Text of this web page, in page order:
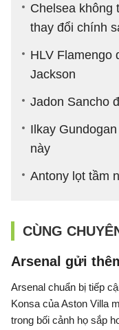
Chelsea không
thay đổi chính
HLV Flamengo
Jackson
Jadon Sancho
Ilkay
này
Antony lọt tầm
CÙNG
Arsenal gửi
Arsenal chuẩn bị tiếp
Konsa của Aston Villa
trong bối cảnh họ sắp